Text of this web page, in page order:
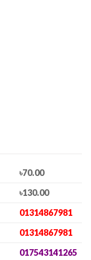
৳70.00
৳130.00
01314867981
01314867981
017543141265